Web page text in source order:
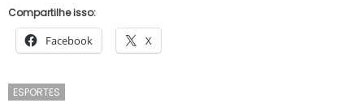
Compartilhe isso:
Facebook X
ESPORTES